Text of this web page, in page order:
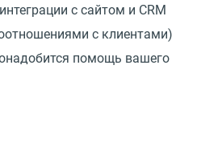
с сайтом и CRM
с клиентами)
помощь вашего